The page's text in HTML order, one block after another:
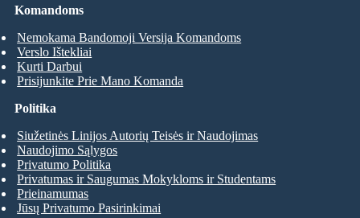
Komandoms
Nemokama Bandomoji Versija Komandoms
Verslo Ištekliai
Kurti Darbui
Prisijunkite Prie Mano Komanda
Politika
Siužetinės Linijos Autorių Teisės ir Naudojimas
Naudojimo Sąlygos
Privatumo Politika
Privatumas ir Saugumas Mokykloms ir Studentams
Prieinamumas
Jūsų Privatumo Pasirinkimai